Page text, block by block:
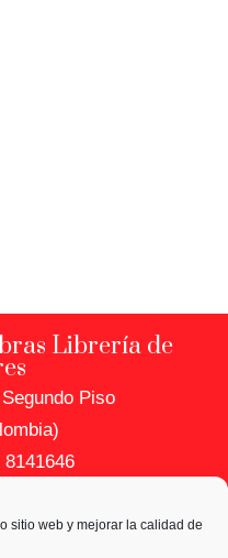
sitio web y mejorar la calidad de
Librería de
Piso
8141646
de Datos